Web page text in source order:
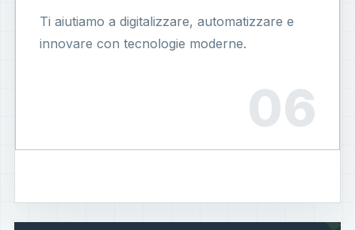
Ti aiutiamo a digitalizzare, automatizzare e
innovare con tecnologie moderne.